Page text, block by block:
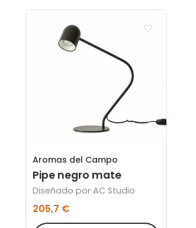
Aromas del Campo
Pipe negro mate
Diseñado por AC Studio
205,7 €